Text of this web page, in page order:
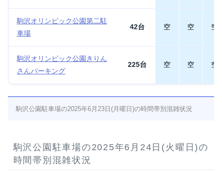
駒沢オリンピック公園第二駐
車場
42台 空 空 空
駒沢オリンピック公園きりん
さんパーキング
225台 空 空 空
駒沢公園駐車場の2025年6月23日(月曜日)の時間帯別混雑状況
駒沢公園駐車場の2025年6月24日(火曜日)の
時間帯別混雑状況